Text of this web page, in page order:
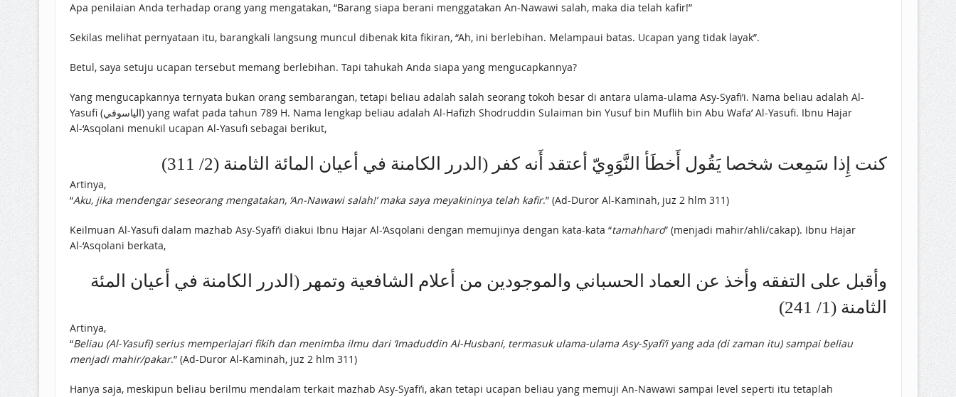
Apa penilaian Anda terhadap orang yang mengatakan, “Barang siapa berani menggatakan An-Nawawi salah, maka dia telah kafir!”
Sekilas melihat pernyataan itu, barangkali langsung muncul dibenak kita fikiran, “Ah, ini berlebihan. Melampaui batas. Ucapan yang tidak layak”.
Betul, saya setuju ucapan tersebut memang berlebihan. Tapi tahukah Anda siapa yang mengucapkannya?
Yang mengucapkannya ternyata bukan orang sembarangan, tetapi beliau adalah salah seorang tokoh besar di antara ulama-ulama Asy-Syafi’i. Nama beliau adalah Al-
Yasufi (الياسوفي) yang wafat pada tahun 789 H. Nama lengkap beliau adalah Al-Hafizh Shodruddin Sulaiman bin Yusuf bin Muflih bin Abu Wafa’ Al-Yasufi. Ibnu Hajar
Al-‘Asqolani menukil ucapan Al-Yasufi sebagai berikut,
كنت إِذا سَمِعت شخصا يَقُول أَخطَأ النَّوَوِيّ أعتقد أَنه كفر (الدرر الكامنة في أعيان المائة الثامنة (2/ 311)
Artinya,
“Aku, jika mendengar seseorang mengatakan, ‘An-Nawawi salah!’ maka saya meyakininya telah kafir.” (Ad-Duror Al-Kaminah, juz 2 hlm 311)
Keilmuan Al-Yasufi dalam mazhab Asy-Syafi’i diakui Ibnu Hajar Al-‘Asqolani dengan memujinya dengan kata-kata “tamahharo” (menjadi mahir/ahli/cakap). Ibnu Hajar
Al-‘Asqolani berkata,
وأقبل على التفقه وأخذ عن العماد الحسباني والموجودين من أعلام الشافعية وتمهر (الدرر الكامنة في أعيان المئة
الثامنة (1/ 241)
Artinya,
“Beliau (Al-Yasufi) serius memperlajari fikih dan menimba ilmu dari ‘Imaduddin Al-Husbani, termasuk ulama-ulama Asy-Syafi’i yang ada (di zaman itu) sampai beliau
menjadi mahir/pakar.” (Ad-Duror Al-Kaminah, juz 2 hlm 311)
Hanya saja, meskipun beliau berilmu mendalam terkait mazhab Asy-Syafi’i, akan tetapi ucapan beliau yang memuji An-Nawawi sampai level seperti itu tetaplah